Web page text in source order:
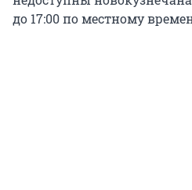
до 17:00 по местному